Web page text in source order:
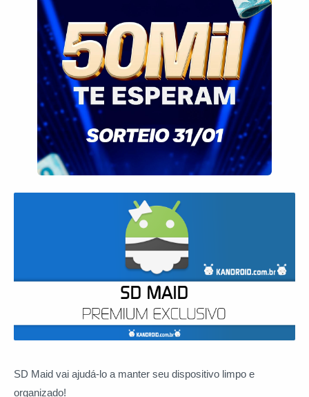
SD Maid vai ajudá-lo a manter seu dispositivo limpo e
organizado!